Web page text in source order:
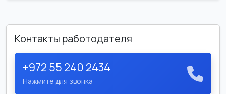
Контакты работодателя
+972 55 240 2434
Нажмите для звонка